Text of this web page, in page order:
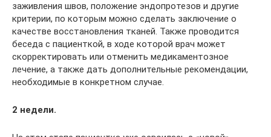
заживления швов, положение эндопротезов и другие
критерии, по которым можно сделать заключение о
качестве восстановления тканей. Также проводится
беседа с пациенткой, в ходе которой врач может
скорректировать или отменить медикаментозное
лечение, а также дать дополнительные рекомендации,
необходимые в конкретном случае.
2 недели.